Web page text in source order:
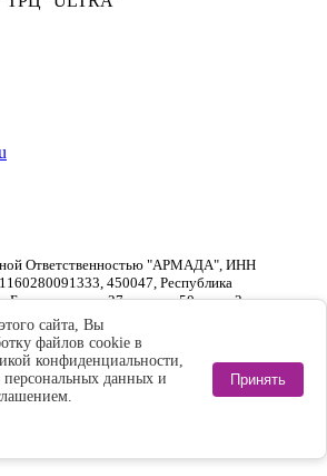
Ответственностью "АРМАДА", ИНН
450047, Республика
Бакалинская, д. 27, помещ. 50, этаж 3
данных
сайта, Вы
файлов cookie в
конфиденциальности,
данных и
Принять